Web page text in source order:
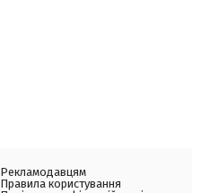
Рекламодавцям
Правила користування